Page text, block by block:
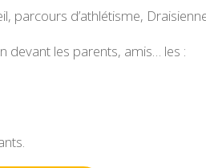
d’athlétisme,
devant les parents, amis… les :